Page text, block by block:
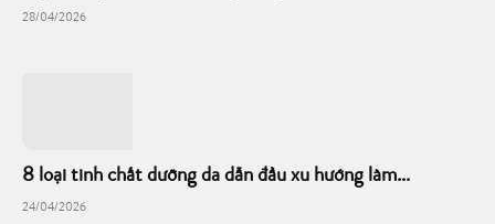
28/04/2026
8 loại tinh chất dưỡng da dẫn đầu xu hướng làm...
24/04/2026